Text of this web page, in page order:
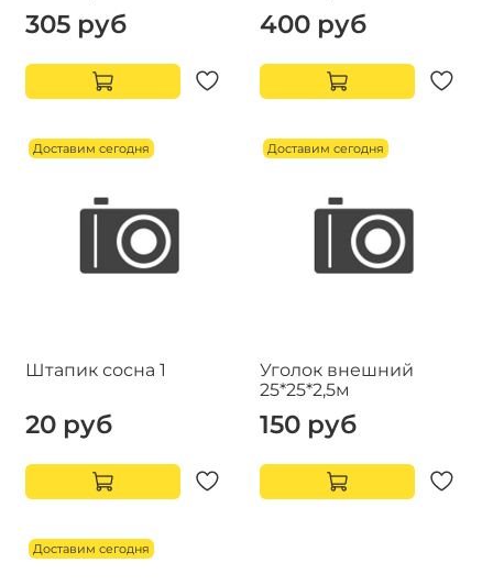
305 руб 400 руб
Доставим сегодня
Штапик сосна 1
20 руб
Доставим сегодня
Уголок внешний
25*25*2,5м
150 руб
Доставим сегодня